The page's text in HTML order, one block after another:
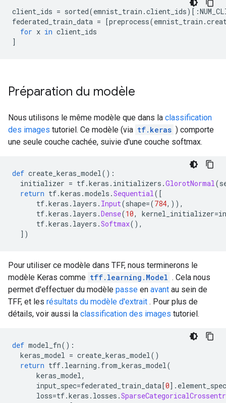
client_ids = sorted(emnist_train .client_ids)[:
federated_train_data = [preprocess(emnist_train .
for x in client_ids
]
Préparation du modèle
Nous utilisons le même modèle que dans la classification
des images tutoriel. Ce modèle (via tf.keras ) comporte
une seule couche cachée, suivie d'une couche softmax.
def create_keras_model():
initializer = tf.keras . initializers .GlorotNormal(
return tf.keras .models .Sequential([
tf.keras . layers . Input(shape=(784,)),
tf.keras . layers .Dense(10, kernel_initializer=
tf.keras . layers .Softmax(),
])
Pour utiliser ce modèle dans TFF, nous terminerons le
modèle Keras comme tff.learning.Model . Cela nous
permet d'effectuer du modèle passe en avant au sein de
TFF, et les résultats du modèle d'extrait . Pour plus de
détails, voir aussi la classification des images tutoriel.
def model_fn():
keras_model = create_keras_model()
return tff. learning . from_keras_model(
keras_model,
input_spec=federated_train_data[0]. element_spec
loss=tf.keras . losses .